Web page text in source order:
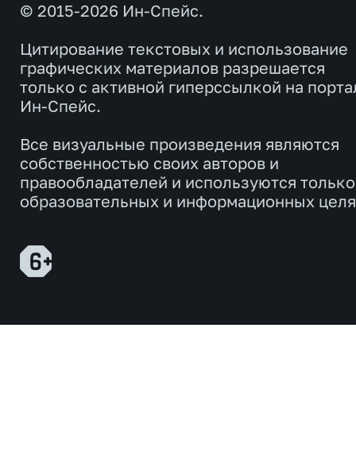
© 2015-2026 Ин-Спейс.
Цитирование текстовых и использование
графических материалов разрешается
только с активной гиперссылкой на
Ин-Спейс.
Все визуальные произведения являются
собственностью своих авторов и
правообладателей и используются
образовательных и информационных